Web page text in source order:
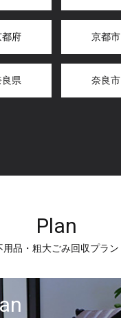
都府 京都市
良県 奈良市
Plan
用品・粗大ごみ回収プラン